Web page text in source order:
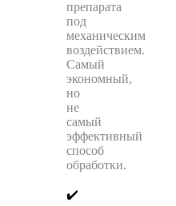
препарата
под
механическим
воздействием.
Самый
экономный,
но
не
самый
эффективный
способ
обработки.
✔️